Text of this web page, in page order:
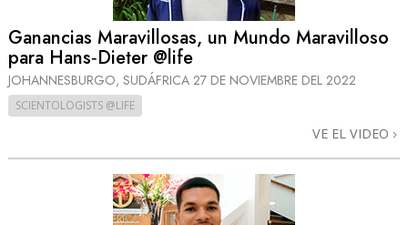
Ganancias Maravillosas, un Mundo Maravilloso
para Hans‑Dieter @life
JOHANNESBURGO, SUDÁFRICA 27 DE NOVIEMBRE DEL 2022
SCIENTOLOGISTS @LIFE
VE EL VIDEO